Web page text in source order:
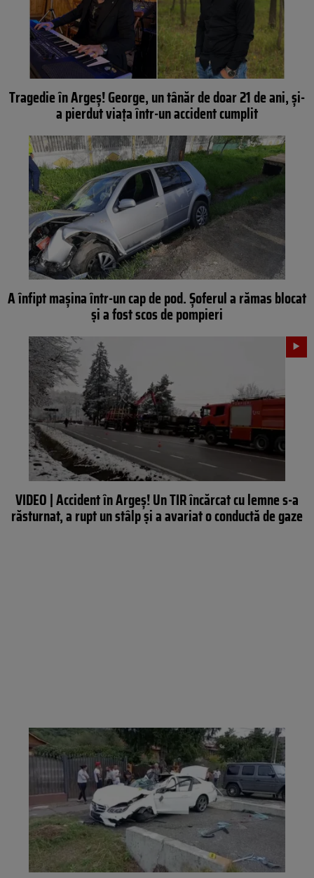
Tragedie în Argeș! George, un tânăr de doar 21 de ani, și-
a pierdut viața într-un accident cumplit
A înfipt mașina într-un cap de pod. Șoferul a rămas blocat
și a fost scos de pompieri
VIDEO | Accident în Argeș! Un TIR încărcat cu lemne s-a
răsturnat, a rupt un stâlp și a avariat o conductă de gaze